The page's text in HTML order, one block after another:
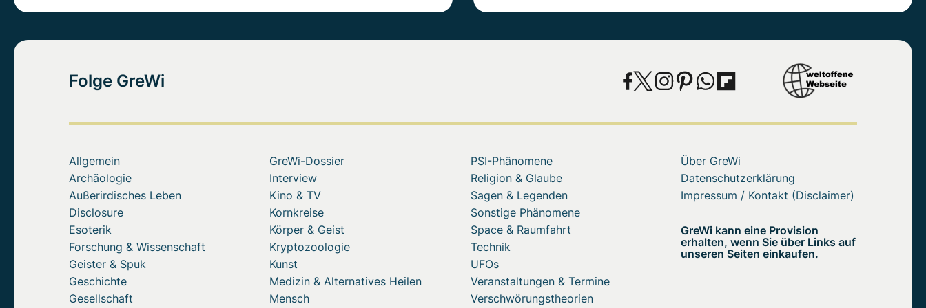
Folge GreWi
Allgemein
Archäologie
Außerirdisches Leben
Disclosure
Esoterik
Forschung & Wissenschaft
Geister & Spuk
Geschichte
Gesellschaft
GreWi-Dossier
Interview
Kino & TV
Kornkreise
Körper & Geist
Kryptozoologie
Kunst
Medizin & Alternatives Heilen
Mensch
PSI-Phänomene
Religion & Glaube
Sagen & Legenden
Sonstige Phänomene
Space & Raumfahrt
Technik
UFOs
Veranstaltungen & Termine
Verschwörungstheorien
Über GreWi
Datenschutzerklärung
Impressum / Kontakt (Disclaimer)
GreWi kann eine Provision
erhalten, wenn Sie über Links auf
unseren Seiten einkaufen.